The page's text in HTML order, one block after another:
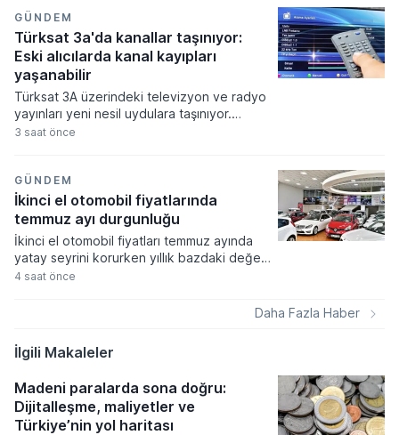
futbolundaki ilk büyük iş birliğini
gerçekleştirirken uluslararası marka
bilinirliğini daha geniş bir alana yaymayı
amaçlıyor.
GÜNDEM
Türksat 3a'da kanallar taşınıyor:
Eski alıcılarda kanal kayıpları
yaşanabilir
Türksat 3A üzerindeki televizyon ve radyo
yayınları yeni nesil uydulara taşınıyor.
Geçişin ardından izleyiciler 16 Ağustos
Uyduların aynı yörünge konumunda
bulunması nedeniyle çanak antenlerin
yönünün değiştirilmesine gerek olmayacak.
Ancak kullanılan televizyon veya uydu
alıcısının TKGS desteğine sahip olup
olmamasına göre bazı kullanıcıların kanal
araması yapması gerekebilecek.
3 saat önce
GÜNDEM
İkinci el otomobil fiyatlarında
temmuz ayı durgunluğu
İkinci el otomobil fiyatları temmuz ayında
yatay seyrini korurken yıllık bazdaki değer
artışı enflasyon rakamlarının altında kalmaya
sonuçlarına göre piyasadaki aylık yükseliş
4 saat önce
Daha Fazla Haber
İlgili Makaleler
Madeni paralarda sona doğru:
Dijitalleşme, maliyetler ve
Türkiye’nin yol haritası